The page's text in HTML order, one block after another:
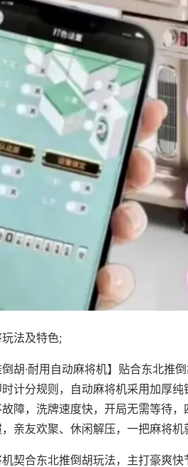
法及特色;
倒胡·耐用自动麻将机】贴合东北
计分规则，自动麻将机采用加厚
障，洗牌速度快，开局无需等待
亲友欢聚、休闲解压，一把麻将机
契合东北推倒胡玩法，主打豪爽